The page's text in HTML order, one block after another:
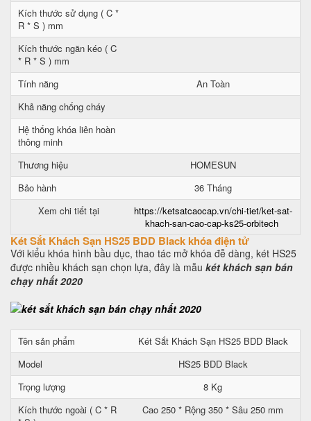
Kích thước sử dụng ( C *
R * S ) mm
Kích thước ngăn kéo ( C
* R * S ) mm
Tính năng
An Toàn
Khả năng chống cháy
Hệ thống khóa liên hoàn
thông minh
Thương hiệu
HOMESUN
Bảo hành
36 Tháng
Xem chi tiết tại
https://ketsatcaocap.vn/chi-tiet/ket-sat-
khach-san-cao-cap-ks25-orbitech
Két Sắt Khách Sạn HS25 BDD Black khóa điện tử
Với kiểu khóa hình bầu dục, thao tác mở khóa đễ dàng, két HS25
được nhiều khách sạn chọn lựa, đây là mẫu két khách sạn bán
chạy nhất 2020
Tên sản phẩm
Két Sắt Khách Sạn HS25 BDD Black
Model
HS25 BDD Black
Trọng lượng
8 Kg
Kích thước ngoài ( C * R
Cao 250 * Rộng 350 * Sâu 250 mm